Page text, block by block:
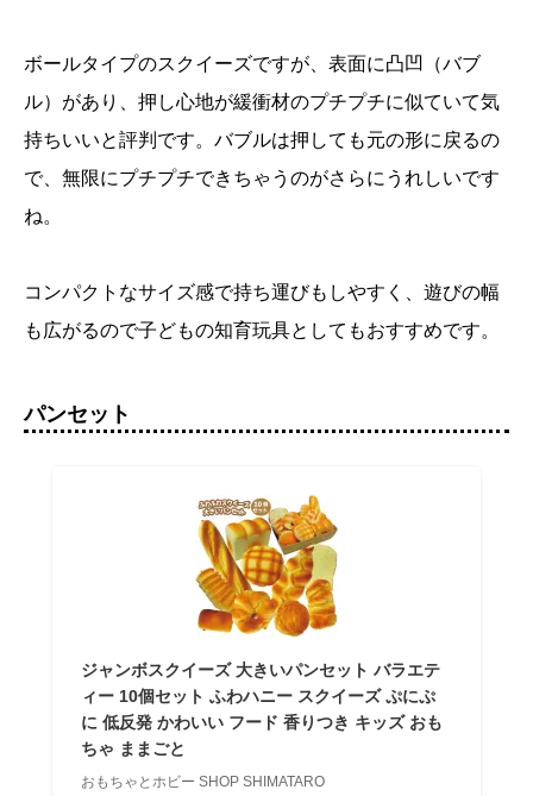
ボールタイプのスクイーズですが、表面に凸凹（バブ
ル）があり、押し心地が緩衝材のプチプチに似ていて気
持ちいいと評判です。バブルは押しても元の形に戻るの
で、無限にプチプチできちゃうのがさらにうれしいです
ね。
コンパクトなサイズ感で持ち運びもしやすく、遊びの幅
も広がるので子どもの知育玩具としてもおすすめです。
パンセット
ジャンボスクイーズ 大きいパンセット バラエテ
ィー 10個セット ふわハニー スクイーズ ぷにぷ
に 低反発 かわいい フード 香りつき キッズ おも
ちゃ ままごと
おもちゃとホビー SHOP SHIMATARO